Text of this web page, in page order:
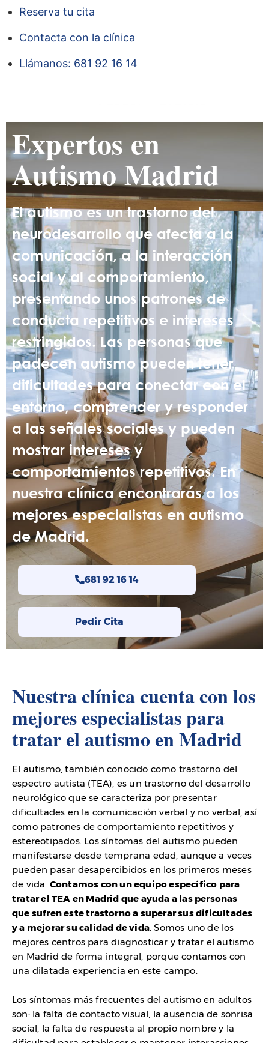
Reserva tu cita
Contacta con la clínica
Llámanos: 681 92 16 14
Expertos en
Autismo Madrid
El autismo es un trastorno del
neurodesarrollo que afecta a la
comunicación, a la interacción
social y al comportamiento,
presentando unos patrones de
conducta repetitivos e intereses
restringidos. Las personas que
padecen autismo pueden tener
dificultades para conectar con el
entorno, comprender y responder
a las señales sociales y pueden
mostrar intereses y
comportamientos repetitivos. En
nuestra clínica encontrarás a los
mejores especialistas en autismo
de Madrid.
681 92 16 14
Pedir Cita
Nuestra clínica cuenta con los
mejores especialistas para
tratar el autismo en Madrid
El autismo, también conocido como trastorno del
espectro autista (TEA), es un trastorno del desarrollo
neurológico que se caracteriza por presentar
dificultades en la comunicación verbal y no verbal, así
como patrones de comportamiento repetitivos y
estereotipados. Los síntomas del autismo pueden
manifestarse desde temprana edad, aunque a veces
pueden pasar desapercibidos en los primeros meses
de vida. Contamos con un equipo específico para
tratar el TEA en Madrid que ayuda a las personas
que sufren este trastorno a superar sus dificultades
y a mejorar su calidad de vida. Somos uno de los
mejores centros para diagnosticar y tratar el autismo
en Madrid de forma integral, porque contamos con
una dilatada experiencia en este campo.
Los síntomas más frecuentes del autismo en adultos
son: la falta de contacto visual, la ausencia de sonrisa
social, la falta de respuesta al propio nombre y la